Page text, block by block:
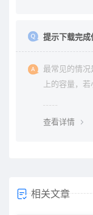
提示下载完成
最常见的情
上的容量，
查看详情
相关文章